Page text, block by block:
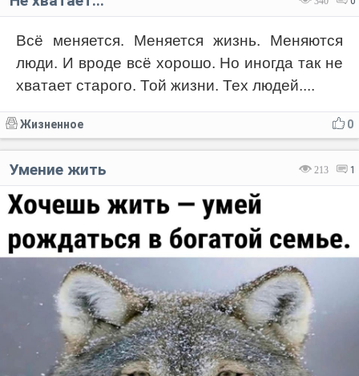
Всё меняется. Меняется жизнь. Меняются
люди. И вроде всё хорошо. Но иногда так не
хватает старого. Той жизни. Тех людей....
0
Жизненное
213 1
Умение жить